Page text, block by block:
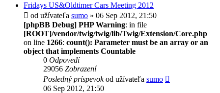
Fridays US&Oldtimer Cars Meeting 2012
od užívateľa sumo » 06 Sep 2012, 21:50
[phpBB Debug] PHP Warning: in file
[ROOT]/vendor/twig/twig/lib/Twig/Extension/Core.php
on line 1266: count(): Parameter must be an array or an
object that implements Countable
0 Odpovedí
29056 Zobrazení
Posledný príspevokod užívateľa sumo
06 Sep 2012, 21:50